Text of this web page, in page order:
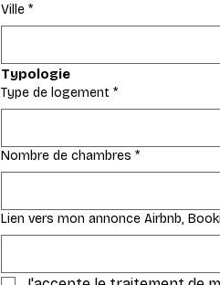
Ville *
Typologie
Type de logement *
Nombre de chambres *
Lien vers mon annonce Airbnb,